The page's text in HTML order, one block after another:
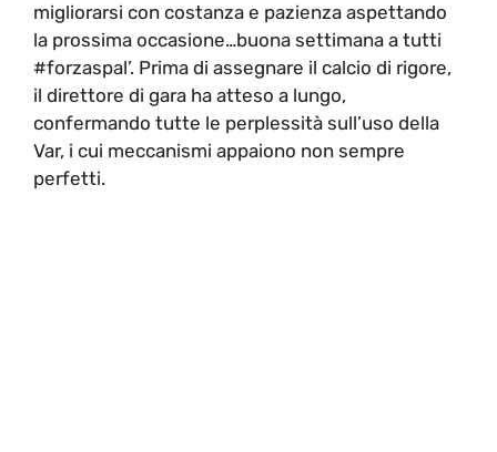
migliorarsi con costanza e pazienza aspettando
la prossima occasione…buona settimana a tutti
#forzaspal’. Prima di assegnare il calcio di rigore,
il direttore di gara ha atteso a lungo,
confermando tutte le perplessità sull’uso della
Var, i cui meccanismi appaiono non sempre
perfetti.